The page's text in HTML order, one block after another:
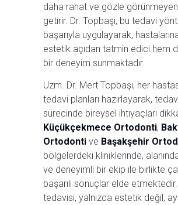
daha rahat ve gözle
getirir. Dr. Topbaşı, bu tedavi
başarıyla uygulayarak,
estetik açıdan tatmin edici hem
bir deneyim sunmaktadır.
Uzm. Dr. Mert Topbaşı, her
tedavi planları hazırlayarak,
sürecinde bireysel ihtiyaçları
Küçükçekmece Ortodonti,
Ortodonti ve Başakşehir
bölgelerdeki kliniklerinde,
ve deneyimli bir ekip ile birlikte
başarılı sonuçlar elde
tedavisi, yalnızca estetik değil,